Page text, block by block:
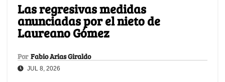
Las regresivas medidas
anunciadas por el nieto de
Laureano Gómez
Por Fabio Arias Giraldo
JUL 8, 2026